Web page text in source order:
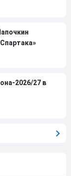
2026/27 в